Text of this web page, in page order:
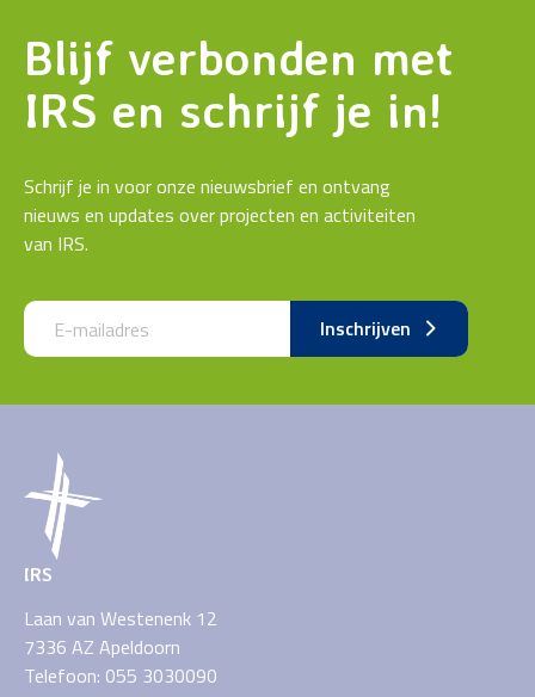
Blijf verbonden met
IRS en schrijf je in!
Schrijf je in voor onze nieuwsbrief en ontvang
nieuws en updates over projecten en activiteiten
van IRS.
Call me back by fax Inschrijven
IRS
Laan van Westenenk 12
7336 AZ Apeldoorn
Telefoon: 055 3030090